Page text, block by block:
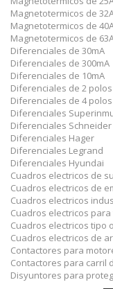
Magnetotermicos de
Magnetotermicos de
Magnetotermicos de
Diferenciales de 30mA
Diferenciales de 300mA
Diferenciales de 10mA
Diferenciales de 2 polos
Diferenciales de 4 polos
Diferenciales
Diferenciales Schneider
Diferenciales Hager
Diferenciales Legrand
Diferenciales Hyundai
Cuadros electricos de
Cuadros electricos de
Cuadros electricos
Cuadros electricos
Cuadros electricos tipo
Cuadros electricos de
Contactores para
Contactores para carril
Disyuntores para